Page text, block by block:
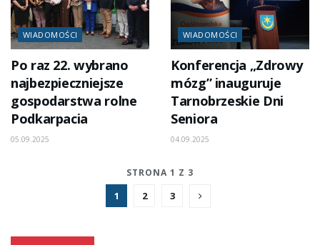
WIADOMOŚCI
Po raz 22. wybrano
najbezpieczniejsze
gospodarstwa rolne
Podkarpacia
05.09.2025
WIADOMOŚCI
Konferencja „Zdrowy
mózg” inauguruje
Tarnobrzeskie Dni
Seniora
04.09.2025
STRONA 1 Z 3
1 2 3